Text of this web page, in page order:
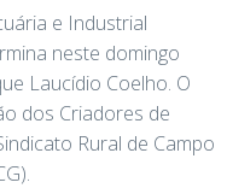
e Industrial
neste domingo
Laucídio Coelho. O
dos Criadores de
Rural de Campo